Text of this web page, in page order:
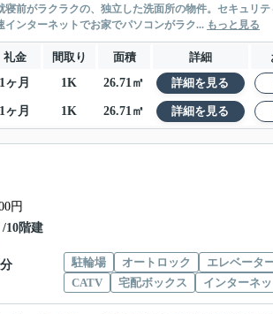
前がラクラクの、独立した洗面所の物件。セキュリ
ンターネットでお家でパソコンがラク... もっと見る
礼金 間取り 面積 詳細
1ヶ月 1K 26.71㎡ 詳細を見る
1ヶ月 1K 26.71㎡ 詳細を見る
円
10階建
駐輪場 オートロック
エレベータ
CATV
宅配ボックス インターネ